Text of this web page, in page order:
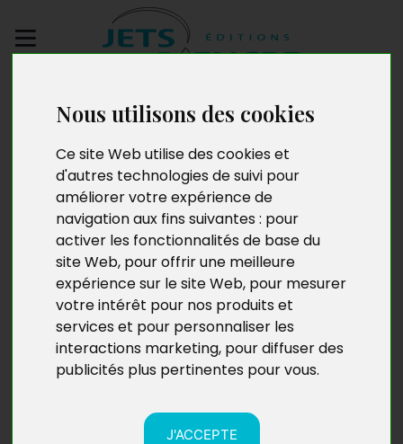
Nous utilisons des cookies
Ce site Web utilise des cookies et
d'autres technologies de suivi pour
améliorer votre expérience de
navigation aux fins suivantes : pour
activer les fonctionnalités de base du
site Web, pour offrir une meilleure
expérience sur le site Web, pour mesurer
votre intérêt pour nos produits et
services et pour personnaliser les
interactions marketing, pour diffuser des
publicités plus pertinentes pour vous.
J'ACCEPTE
manuscrit
Portrait d’un assassin